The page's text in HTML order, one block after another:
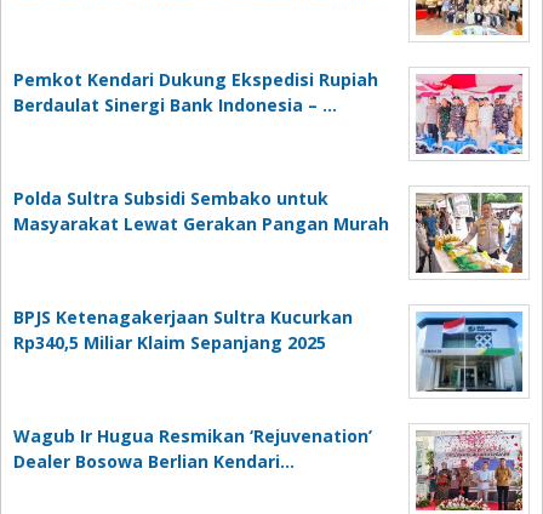
Pemkot Kendari Dukung Ekspedisi Rupiah
Berdaulat Sinergi Bank Indonesia – …
Polda Sultra Subsidi Sembako untuk
Masyarakat Lewat Gerakan Pangan Murah
BPJS Ketenagakerjaan Sultra Kucurkan
Rp340,5 Miliar Klaim Sepanjang 2025
Wagub Ir Hugua Resmikan ‘Rejuvenation’
Dealer Bosowa Berlian Kendari…